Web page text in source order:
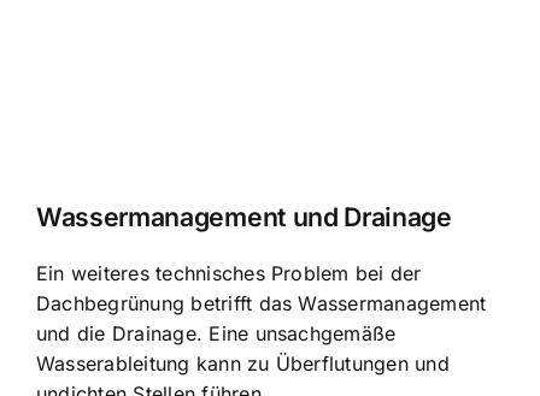
Wassermanagement und Drainage
Ein weiteres technisches Problem bei der
Dachbegrünung betrifft das Wassermanagement
und die Drainage. Eine unsachgemäße
Wasserableitung kann zu Überflutungen und